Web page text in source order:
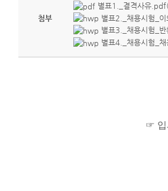
첨부
별표1._결격사유
별표2._채용시험_
별표3._채용시험_
별표4._채용시험_
☞